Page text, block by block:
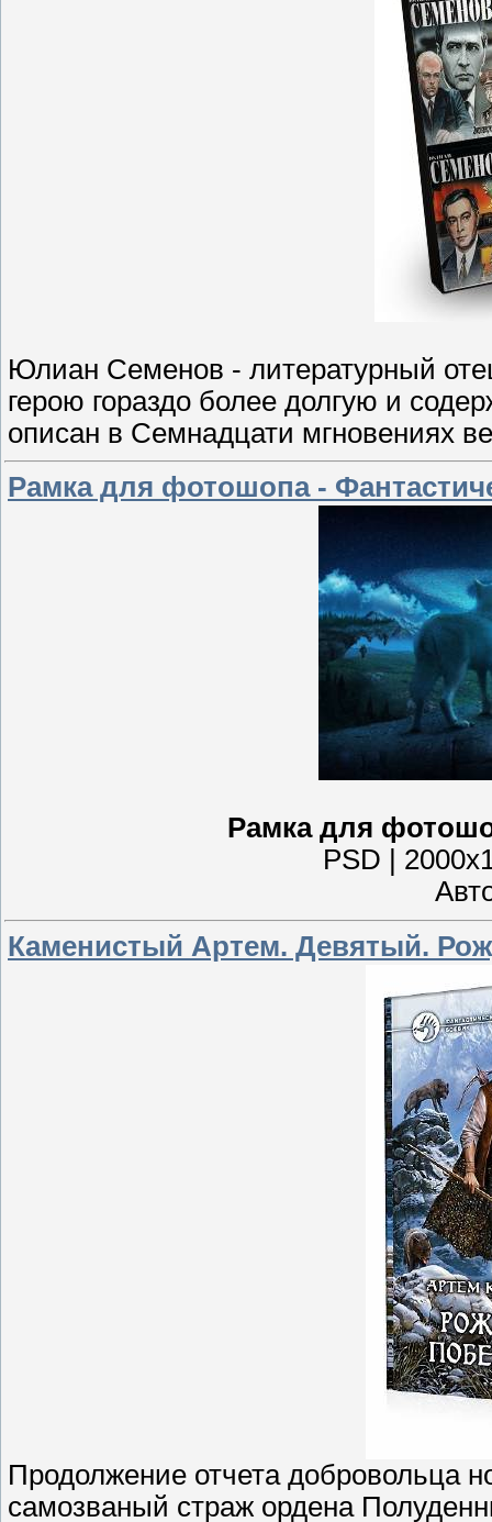
Юлиан Семенов - литературный
герою гораздо более долгую и
описан в Семнадцати мгновениях
Рамка для фотошопа -
Рамка для
PSD |
Каменистый Артем. Девятый.
Продолжение отчета добровольца
самозваный страж ордена